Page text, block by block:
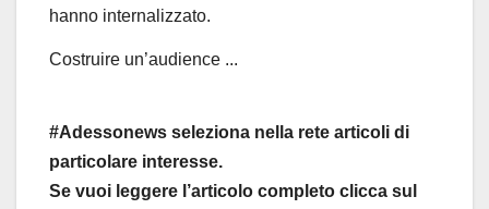
hanno internalizzato.
Costruire un’audience ...
#Adessonews seleziona nella rete articoli di
particolare interesse.
Se vuoi leggere l’articolo completo clicca sul